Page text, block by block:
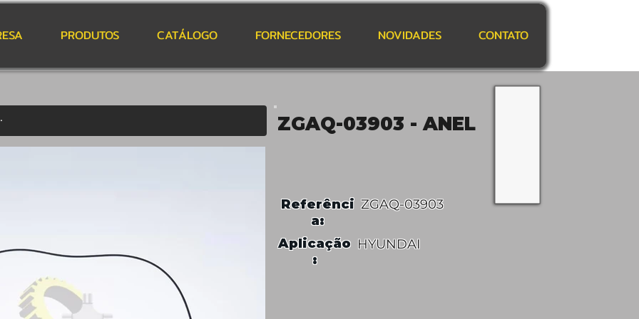
PRODUTOS CATÁLOGO FORNECEDORES NOVIDADES CONTATO
ZGAQ-03903 - ANEL
Referênci
a:
ZGAQ-03903
Aplicação
:
HYUNDAI